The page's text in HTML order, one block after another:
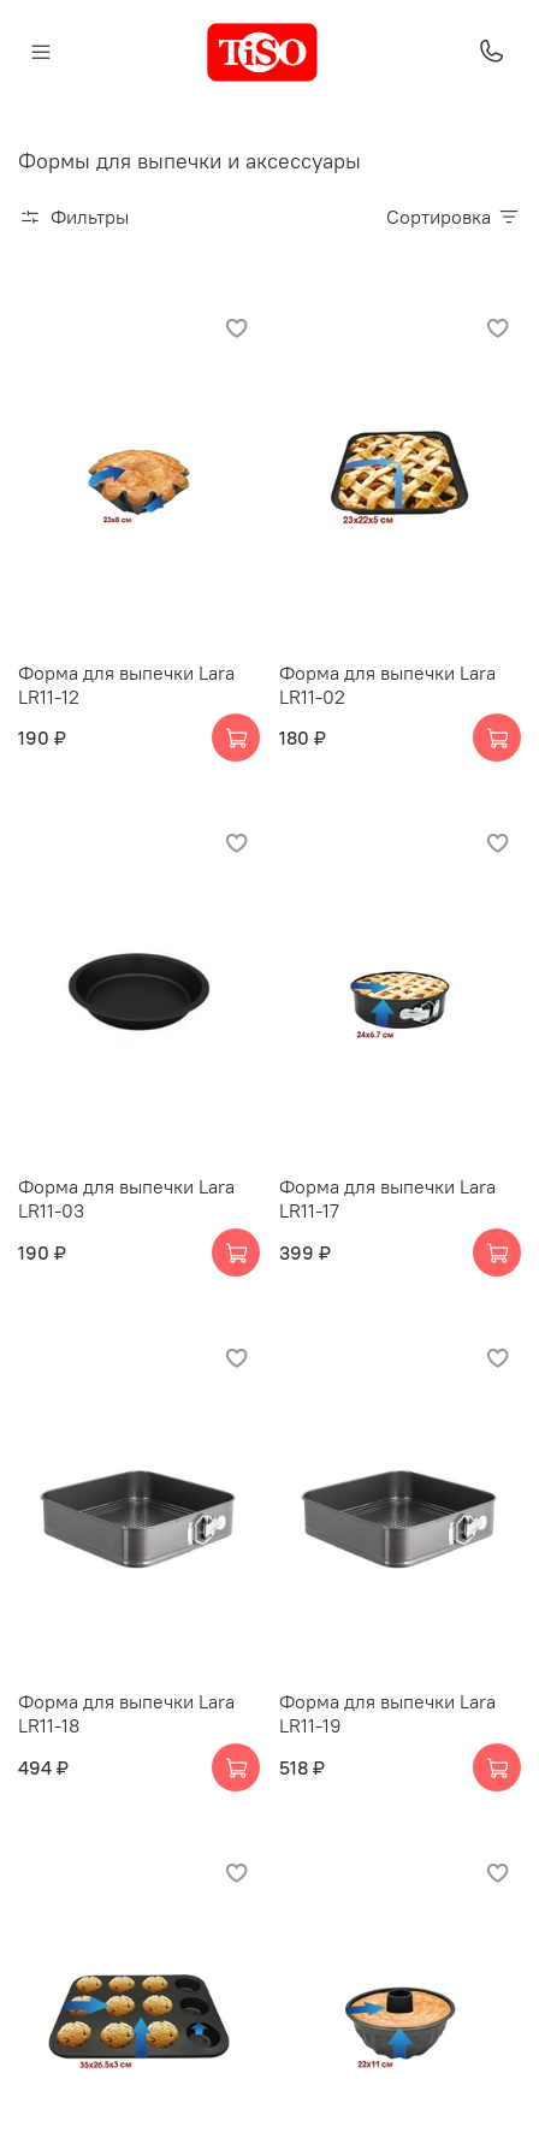
Формы для выпечки и аксессуары
Фильтры Сортировка
Форма для выпечки Lara
LR11-12
190 ₽
Форма для выпечки Lara
LR11-02
180 ₽
Форма для выпечки Lara
LR11-03
190 ₽
Форма для выпечки Lara
LR11-17
399 ₽
Форма для выпечки Lara
LR11-18
494 ₽
Форма для выпечки Lara
LR11-19
518 ₽